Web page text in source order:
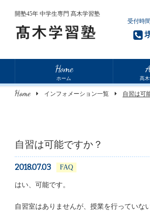
受付時
開塾45年 中学生専門 髙木学習塾
Home
ホーム 髙
Home インフォメーション一覧 自習は可
自習は可能ですか？
2018.07.03 FAQ
はい、可能です。
自習室はありませんが、授業を行っていな